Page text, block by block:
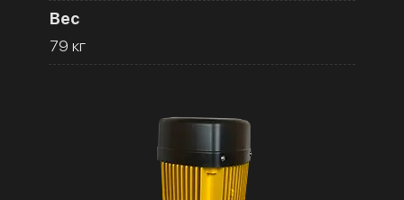
Вес
79 кг